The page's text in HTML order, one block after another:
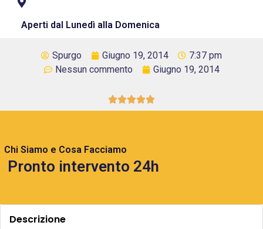
Aperti dal Lunedì alla Domenica
Spurgo Giugno 19, 2014
7:37 pm
Nessun commento
Giugno 19, 2014

Chi Siamo e Cosa Facciamo
Pronto intervento 24h
Descrizione